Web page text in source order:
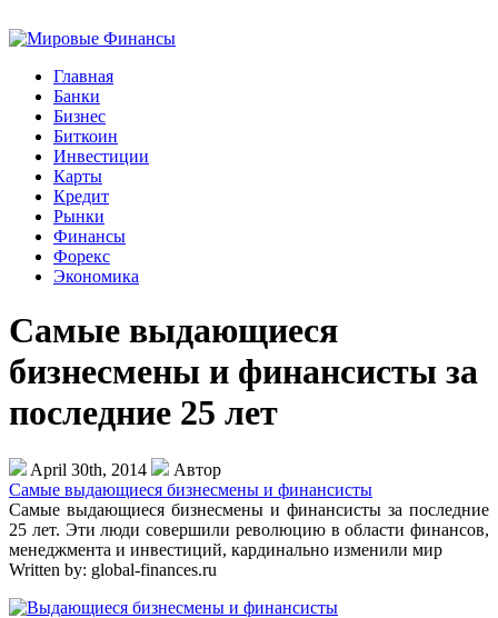
Главная
Банки
Бизнес
Биткоин
Инвестиции
Карты
Кредит
Рынки
Финансы
Форекс
Экономика
Самые выдающиеся
бизнесмены и финансисты за
последние 25 лет
April 30th, 2014
Автор
Самые выдающиеся бизнесмены и финансисты
Самые выдающиеся бизнесмены и финансисты за последние
25 лет. Эти люди совершили революцию в области финансов,
менеджмента и инвестиций, кардинально изменили мир
Written by: global-finances.ru